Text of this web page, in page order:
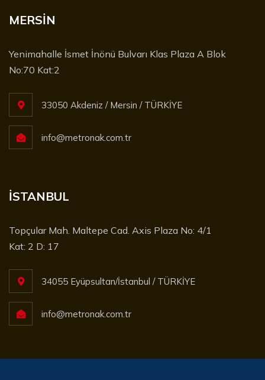
MERSİN
Yenimahalle İsmet İnönü Bulvarı Klas Plaza A Blok
No:70 Kat:2
33050 Akdeniz / Mersin / TÜRKİYE
info@metronak.com.tr
İSTANBUL
Topçular Mah. Maltepe Cad. Axis Plaza No: 4/1
Kat: 2 D: 17
34055 Eyüpsultan/İstanbul / TÜRKİYE
info@metronak.com.tr